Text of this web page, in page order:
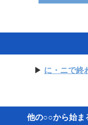
▶ に・ニで終
他の○○から始ま